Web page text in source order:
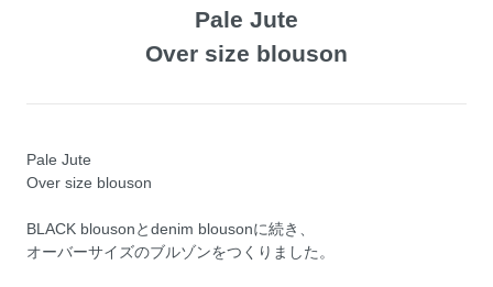
Pale Jute
Over size blouson
Pale Jute
Over size blouson
BLACK blousonとdenim blousonに続き、
オーバーサイズのブルゾンをつくりました。